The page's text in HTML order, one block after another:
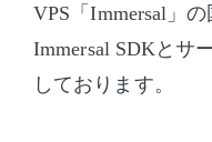
VPS「Immersal」
Immersal SDKとサ
しております。